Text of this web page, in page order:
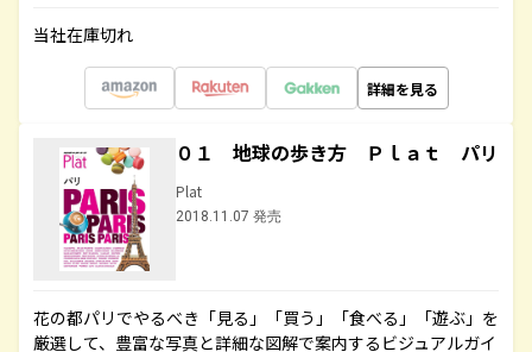
当社在庫切れ
詳細を見る
０１ 地球の歩き方 Ｐｌａｔ パリ
Plat
2018.11.07 発売
花の都パリでやるべき「見る」「買う」「食べる」「遊ぶ」を
厳選して、豊富な写真と詳細な図解で案内するビジュアルガイ